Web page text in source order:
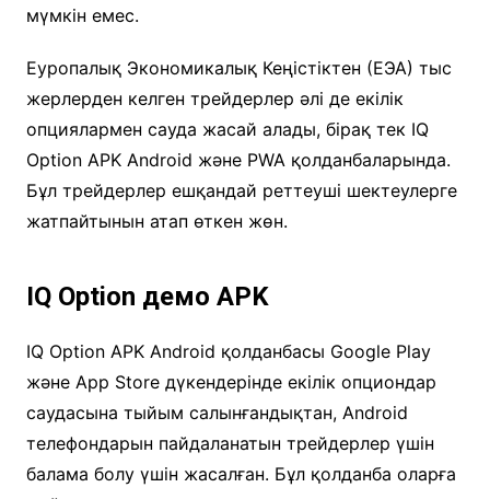
мүмкін емес.
Еуропалық Экономикалық Кеңістіктен (ЕЭА) тыс
жерлерден келген трейдерлер әлі де екілік
опциялармен сауда жасай алады, бірақ тек IQ
Option APK Android және PWA қолданбаларында.
Бұл трейдерлер ешқандай реттеуші шектеулерге
жатпайтынын атап өткен жөн.
IQ Option демо APK
IQ Option APK Android қолданбасы Google Play
және App Store дүкендерінде екілік опциондар
саудасына тыйым салынғандықтан, Android
телефондарын пайдаланатын трейдерлер үшін
балама болу үшін жасалған. Бұл қолданба оларға